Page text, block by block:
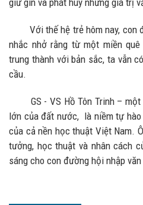
giữ gìn và phát huy những giá trị
Với thế hệ trẻ hôm nay, con
nhắc nhở rằng từ một miền
trung thành với bản sắc, ta vẫn
cầu.
GS - VS Hồ Tôn Trinh – một
lớn của đất nước, là niềm tự hào
của cả nền học thuật Việt Nam.
tưởng, học thuật và nhân cách
sáng cho con đường hội nhập